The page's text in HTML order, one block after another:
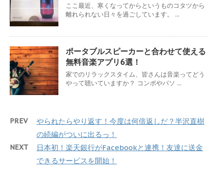
ここ最近、寒くなってからというものコタツから
離れられない日々を過ごしています。 ...
ポータブルスピーカーと合わせて使える
無料音楽アプリ6選！
家でのリラックスタイム、皆さんは音楽ってどう
やって聴いていますか？ コンポやパソ ...
PREV
やられたらやり返す！今度は何倍返しだ？半沢直樹
の続編がついに出るっ！
NEXT
日本初！楽天銀行がFacebookと連携！友達に送金
できるサービスを開始！